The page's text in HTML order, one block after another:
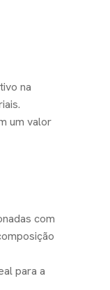
na
um valor
com
para a